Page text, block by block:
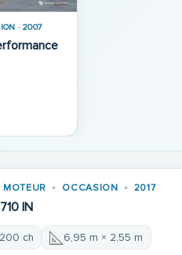
· 2007
Performance
MOTEUR OCCASION 2017
IN
ch 6,95 m × 2,55 m